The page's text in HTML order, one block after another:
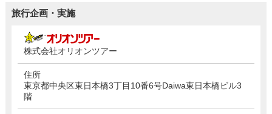
旅行企画・実施
株式会社オリオンツアー
住所
東京都中央区東日本橋3丁目10番6号Daiwa東日本橋ビル3
階